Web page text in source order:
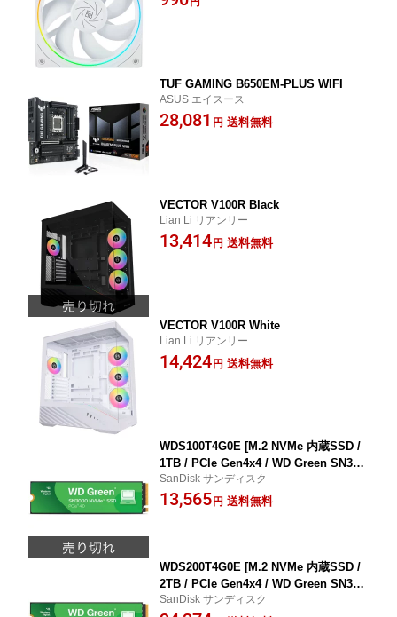
TUF GAMING B650EM-PLUS WIFI
ASUS エイスース
28,081 円 送料無料
VECTOR V100R Black
Lian Li リアンリー
13,414 円 送料無料
VECTOR V100R White
Lian Li リアンリー
14,424 円 送料無料
WDS100T4G0E [M.2 NVMe 内蔵SSD /
1TB / PCIe Gen4x4 / WD Green SN300
0 NVMe SSDシリーズ / 国内正規代理店
品]
SanDisk サンディスク
13,565 円 送料無料
WDS200T4G0E [M.2 NVMe 内蔵SSD /
2TB / PCIe Gen4x4 / WD Green SN300
0 NVMe SSDシリーズ / 国内正規代理店
SanDisk サンディスク